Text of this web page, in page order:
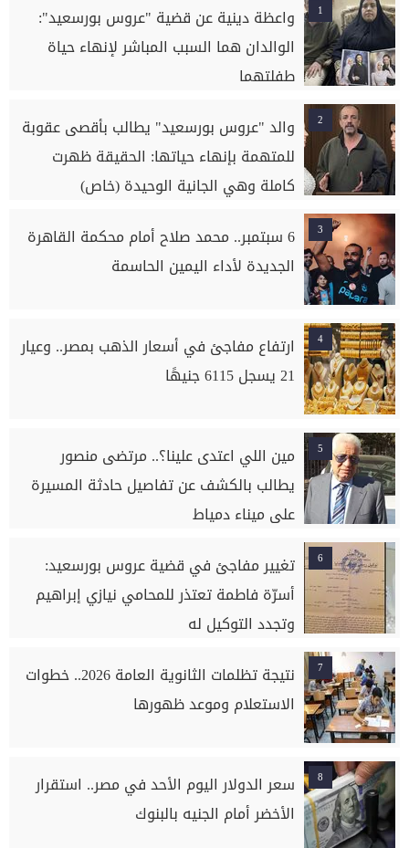
1
واعظة دينية عن قضية "عروس بورسعيد":
الوالدان هما السبب المباشر لإنهاء حياة
طفلتهما
2
والد "عروس بورسعيد" يطالب بأقصى عقوبة
للمتهمة بإنهاء حياتها: الحقيقة ظهرت
كاملة وهي الجانية الوحيدة (خاص)
3
6 سبتمبر.. محمد صلاح أمام محكمة القاهرة
الجديدة لأداء اليمين الحاسمة
4
ارتفاع مفاجئ في أسعار الذهب بمصر.. وعيار
21 يسجل 6115 جنيهًا
5
مين اللي اعتدى علينا؟.. مرتضى منصور
يطالب بالكشف عن تفاصيل حادثة المسيرة
على ميناء دمياط
6
تغيير مفاجئ في قضية عروس بورسعيد:
أسرّة فاطمة تعتذر للمحامي نيازي إبراهيم
وتجدد التوكيل له
7
نتيجة تظلمات الثانوية العامة 2026.. خطوات
الاستعلام وموعد ظهورها
8
سعر الدولار اليوم الأحد في مصر.. استقرار
الأخضر أمام الجنيه بالبنوك